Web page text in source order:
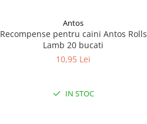
Antos
Recompense pentru caini Antos Rolls
Lamb 20 bucati
10,95 Lei
IN STOC